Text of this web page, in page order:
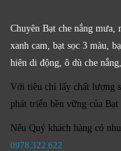
Chuyên Bạt che nắng mưa,
xanh cam, bạt sọc 3 màu,
hiên di động, ô dù che
Với tiêu chí lấy chất lượng
phát triển bền vững của Bạt
Nếu Quý khách hàng có
0978.322.622